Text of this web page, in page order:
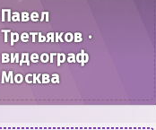
Павел
Третьяков ·
видеограф
Москва